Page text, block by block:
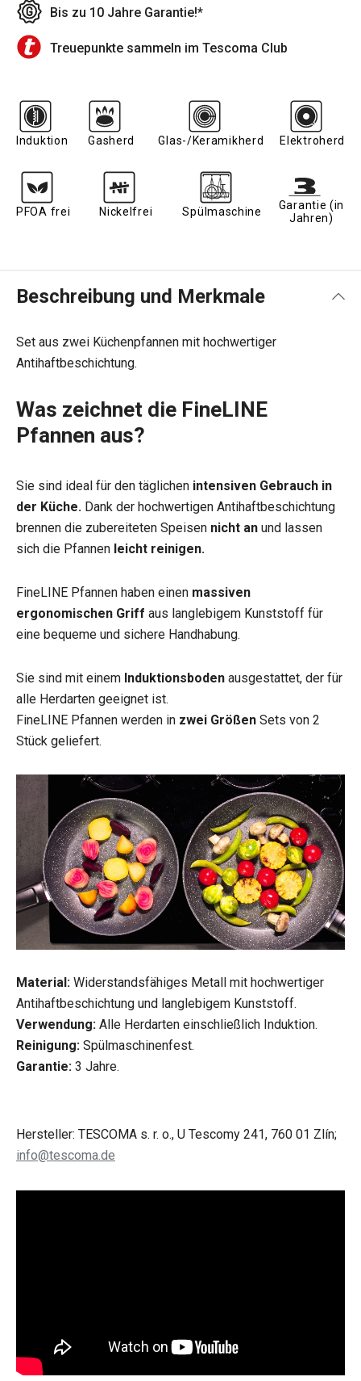
Bis zu 10 Jahre Garantie!*
Treuepunkte sammeln im Tescoma Club
Induktion Gasherd Glas-/Keramikherd Elektroherd
PFOA frei Nickelfrei Spülmaschine
Garantie (in
Jahren)
Beschreibung und Merkmale
Set aus zwei Küchenpfannen mit hochwertiger
Antihaftbeschichtung.
Was zeichnet die FineLINE
Pfannen aus?
Sie sind ideal für den täglichen intensiven Gebrauch in
der Küche. Dank der hochwertigen Antihaftbeschichtung
brennen die zubereiteten Speisen nicht an und lassen
sich die Pfannen leicht reinigen.
FineLINE Pfannen haben einen massiven
ergonomischen Griff aus langlebigem Kunststoff für
eine bequeme und sichere Handhabung.
Sie sind mit einem Induktionsboden ausgestattet, der für
alle Herdarten geeignet ist.
FineLINE Pfannen werden in zwei Größen Sets von 2
Stück geliefert.
Material: Widerstandsfähiges Metall mit hochwertiger
Antihaftbeschichtung und langlebigem Kunststoff.
Verwendung: Alle Herdarten einschließlich Induktion.
Reinigung: Spülmaschinenfest.
Garantie: 3 Jahre.
Hersteller: TESCOMA s. r. o., U Tescomy 241, 760 01 Zlín;
info@tescoma.de